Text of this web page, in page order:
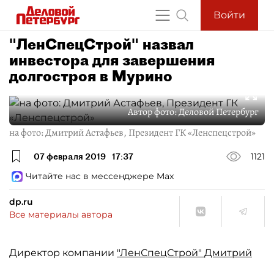
Войти
"ЛенСпецСтрой" назвал
инвестора для завершения
долгостроя в Мурино
Автор фото:Деловой Петербург
на фото: Дмитрий Астафьев, Президент ГК «Ленспецстрой»
07 февраля 2019 17:37
1121
Читайте нас в мессенджере Max
dp.ru
Все материалы автора
Директор компании "ЛенСпецСтрой" Дмитрий